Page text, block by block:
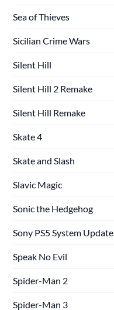
Sea of Thieves
Sicilian Crime Wars
Silent Hill
Silent Hill 2 Remake
Silent Hill Remake
Skate 4
Skate and Slash
Slavic Magic
Sonic the Hedgehog
Sony PS5 System Update
Speak No Evil
Spider-Man 2
Spider-Man 3